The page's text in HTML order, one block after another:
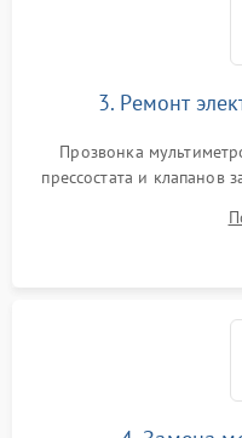
3. Ремонт
Прозвонка
прессостата и клапанов
Восстановление